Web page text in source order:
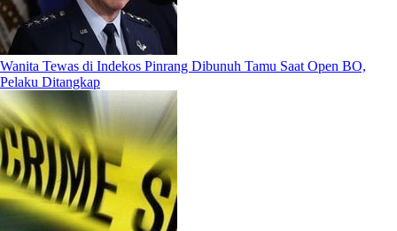
Wanita Tewas di Indekos Pinrang Dibunuh Tamu Saat Open BO,
Pelaku Ditangkap